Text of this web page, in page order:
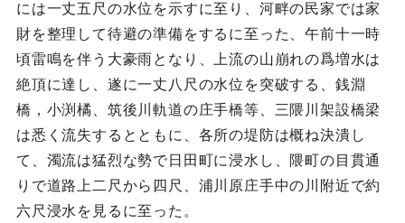
には一丈五尺の水位を示すに至り、河畔の民家では家
財を整理して待避の準備をするに至った、午前十一時
頃雷鳴を伴う大豪雨となり、上流の山崩れの爲増水は
絶頂に達し、遂に一丈八尺の水位を突破する、銭淵
橋，小渕橘、筑後川軌道の庄手橋等、三隈川架設橋梁
は悉く流失するとともに、各所の堤防は概ね決潰し
て、濁流は猛烈な勢で日田町に浸水し、隈町の目貫通
りで道路上二尺から四尺、浦川原庄手中の川附近で約
六尺浸水を見るに至った。